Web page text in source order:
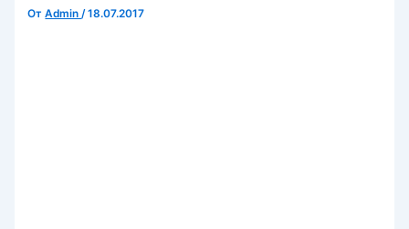
ОтAdmin/18.07.2017